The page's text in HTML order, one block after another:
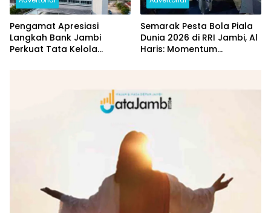
Pengamat Apresiasi
Langkah Bank Jambi
Perkuat Tata Kelola
Semarak Pesta Bola Piala
Dunia 2026 di RRI Jambi, Al
Haris: Momentum